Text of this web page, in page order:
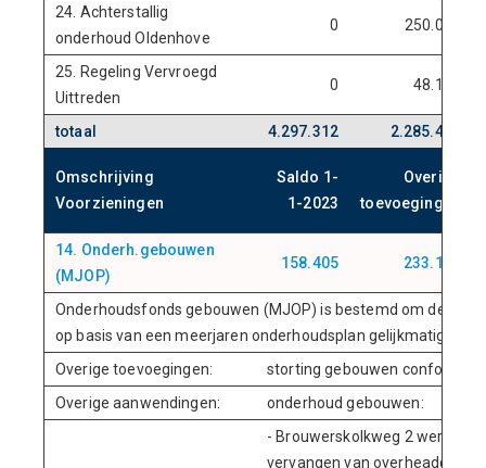
24. Achterstallig
onderhoud Oldenhove
0 250.000
25. Regeling Vervroegd
Uittreden
0 48.100
totaal 4.297.312 2.285.494
Omschrijving
Voorzieningen
Saldo 1-
1-2023
Overige
toevoegingen
14. Onderh.gebouwen
(MJOP)
158.405 233.188
Onderhoudsfonds gebouwen (MJOP) is bestemd om de
op basis van een meerjaren onderhoudsplan gelijkmatig te
Overige toevoegingen:
storting gebouwen conform
Overige aanwendingen:
onderhoud gebouwen:
- Brouwerskolkweg 2 werf,
vervangen van